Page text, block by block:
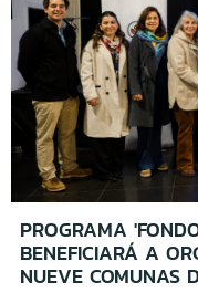
PROGRAMA
BENEFICIARÁ A
NUEVE COMUNAS